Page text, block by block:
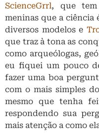
ScienceGrrl, que tem
meninas que a
diversos modelos e
que traz à tona as
como arqueólogas,
eu fiquei um pouco
fazer uma boa
com o mais simples
mesmo que tenha
respondendo sua
mais atenção a como